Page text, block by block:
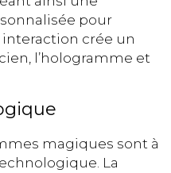
pour
crée un
l’hologramme et
magiques sont à
La